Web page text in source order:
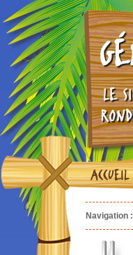
LE
ACCUEIL
Navigation :